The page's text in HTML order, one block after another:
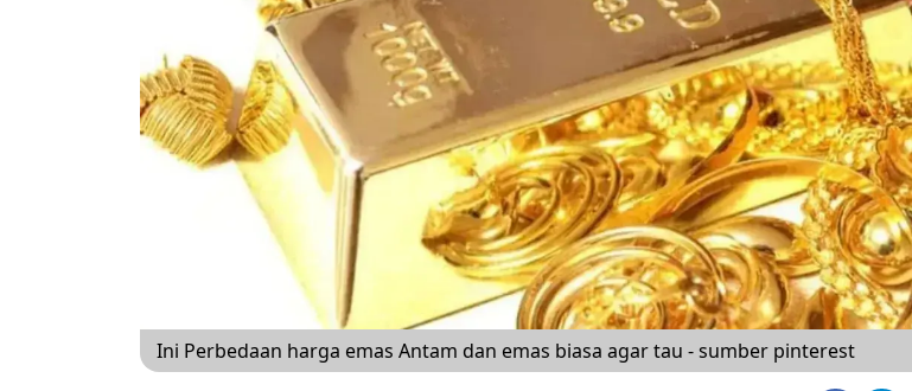
Ini Perbedaan harga emas Antam dan emas biasa agar tau - sumber pinterest